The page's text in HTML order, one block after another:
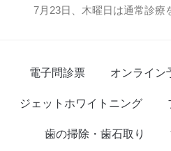
7月23日、木曜日は通常診療
電子問診票 オンライン
ジェットホワイトニング
歯の掃除・歯石取り